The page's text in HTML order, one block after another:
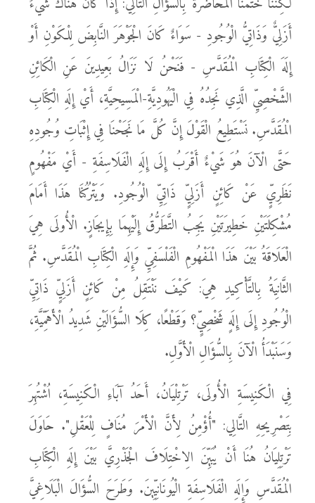
أَزَلِيٌّ وَذَاتِيُّ الْوُجُودِ - سَوَاءٌ كَانَ الْجَوْهَرَ النَّابِضَ لِلْكَوْنِ أَوْ
إِلَهَ الْكِتَابِ الْمُقَدَّسِ - فَنَحْنُ لَا نَزَالُ بَعِيدِينَ عَنِ الْكَائِنِ
الشَّخْصِيِّ الَّذِي نَجِدُهُ فِي الْيَهُودِيَّةِ-الْمَسِيحِيَّةِ، أَيْ إِلَهِ الْكِتَابِ
الْمُقَدَّسِ. نَسْتَطِيعُ الْقَوْلَ إِنَّ كُلَّ مَا نَجَحْنَا فِي إِثْبَاتِ وُجُودِهِ
حَتَّى الْآنَ هُوَ شَيْءٌ أَقْرَبُ إِلَى إِلَهِ الْفَلَاسِفَةِ - أَيْ مَفْهُومٍ
نَظَرِيٍّ عَنْ كَائِنٍ أَزَلِيٍّ ذَاتِيِّ الْوُجُودِ. وَيَتْرُكُنَا هَذَا أَمَامَ
مُشْكِلَتَيْنِ خَطِيرَتَيْنِ يَجِبُ التَّطَرُّقُ إِلَيْهِمَا بِإِيجَازٍ. الْأُولَى هِيَ
الْعَلَاقَةُ بَيْنَ هَذَا الْمَفْهُومِ الْفَلْسَفِيِّ وَإِلَهِ الْكِتَابِ الْمُقَدَّسِ. ثُمَّ
الثَّانِيَةُ بِالتَّأْكِيدِ هِيَ: كَيْفَ نَنْتَقِلُ مِنْ كَائِنٍ أَزَلِيٍّ ذَاتِيِّ
الْوُجُودِ إِلَى إِلَهٍ شَخْصِيٍّ؟ وَقَطْعًا، كِلَا السُّؤَالَيْنِ شَدِيدُ الْأَهَمِّيَّةِ،
وَسَنَبْدَأُ الْآنَ بِالسُّؤَالِ الْأَوَّلِ.
فِي الْكَنِيسَةِ الْأُولَى، تَرْتِلْيَانُ، أَحَدُ آبَاءِ الْكَنِيسَةِ، اُشْتُهِرَ
بِتَصْرِيحِهِ التَّالِي: "أُؤْمِنُ لِأَنَّ الْأَمْرَ مُنَافٍ لِلْعَقْلِ". حَاوَلَ
تَرْتِلِيَانُ هُنَا أَنْ يُبَيِّنَ الِاخْتِلَافَ الْجَذْرِيَّ بَيْنَ إِلَهِ الْكِتَابِ
الْمُقَدَّسِ وَإِلَهِ الْفَلَاسِفَةِ الْيُونَانِيِّينَ. وَطَرَحَ السُّؤَالَ الْبَلَاغِيَّ